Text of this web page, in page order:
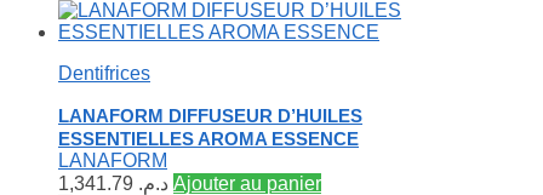
Dentifrices
LANAFORM DIFFUSEUR D’HUILES
ESSENTIELLES AROMA ESSENCE
LANAFORM
د.م. Ajouter au panier